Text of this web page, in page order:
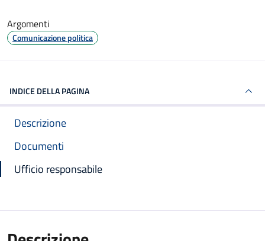
Argomenti
Comunicazione politica
INDICE DELLA PAGINA
Descrizione
Documenti
Ufficio responsabile